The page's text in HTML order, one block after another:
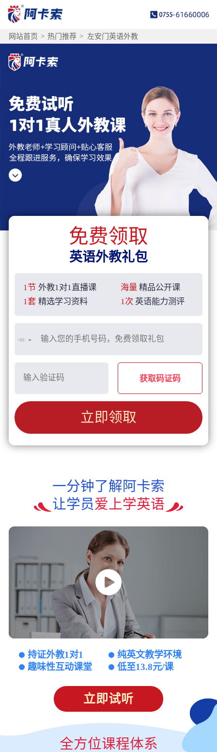
网站首页 > 热门推荐 > 左安门英语外教
免费领取
英语外教礼包
1节 外教1对1直播课 海量 精品公开课
1套 精选学习资料 1次 英语能力测评
+86
获取码证码
立即领取
一分钟了解阿卡索
让学员爱上学英语
持证外教1对1
纯英文教学环境
趣味性互动课堂
低至13.8元/课
立即试听
全方位课程体系